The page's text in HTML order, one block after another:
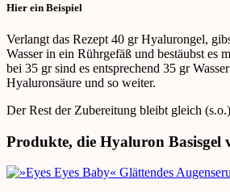
Hier ein Beispiel
Verlangt das Rezept 40 gr Hyalurongel,
Wasser in ein Rührgefäß und bestäubst es
bei 35 gr sind es entsprechend 35 gr
Hyaluronsäure und so weiter.
Der Rest der Zubereitung bleibt gleich
Produkte, die Hyaluron Basisgel